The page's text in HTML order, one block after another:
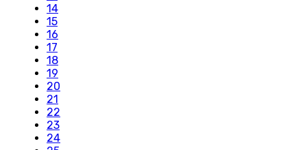
14
15
16
17
18
19
20
21
22
23
24